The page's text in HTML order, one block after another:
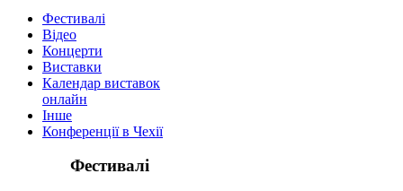
Фестивалі
Відео
Концерти
Виставки
Календар виставок
онлайн
Інше
Конференції в Чехії
Фестивалі